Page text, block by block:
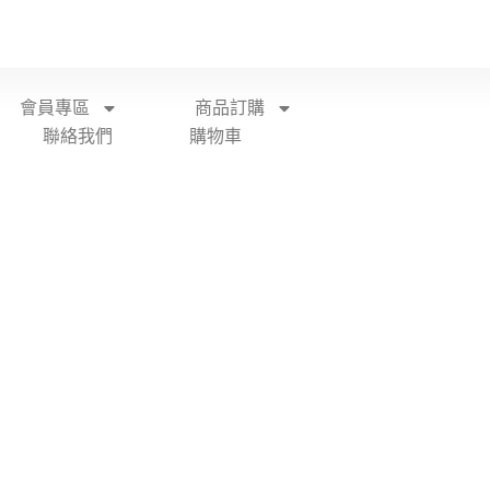
會員專區
商品訂購
聯絡我們
購物車